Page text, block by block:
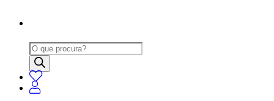
Products
search